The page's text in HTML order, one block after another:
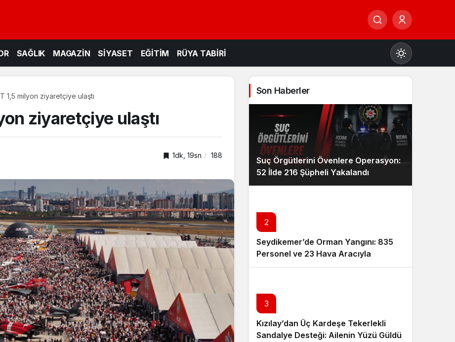
SAĞLIK MAGAZİN SİYASET EĞİTİM RÜYA TABİRİ
Gündüz Modu
Gündüz modunu seçin.
Gece Modu
1,5 milyon ziyaretçiye ulaştı
ziyaretçiye ulaştı
1dk, 19sn 188
Son Haberler
Suç Örgütlerini Övenlere Operasyon:
52 İlde 216 Şüpheli Yakalandı
2
Seydikemer’de Orman Yangını: 835
Personel ve 23 Hava Aracıyla
Müdahale Sürüyor
3
Kızılay’dan Üç Kardeşe Tekerlekli
Sandalye Desteği: Ailenin Yüzü Güldü